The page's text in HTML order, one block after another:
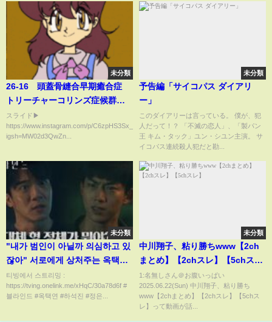
未分類
26-16 頭蓋骨縫合早期癒合症
トリーチャーコリンズ症候群
アペール症候群 ピエールロバ
ン症候群 ファンデルヘーベ症
候群 クルーゾン症候群
スライド▶︎
https://www.instagram.com/p/C6zpHS3Sx_0/?
igsh=MW02d3QwZn...
未分類
予告編「サイコパス ダイアリ
ー」
このダイアリーは言っている。 僕が、犯
人だって！？ 「不滅の恋人」、「製パン
王 キム・タック」ユン・シユン主演。 サ
イコパス連続殺人犯だと勘...
未分類
"내가 범인이 아닐까 의심하고 있
잖아" 서로에게 상처주는 옥택연
X하석진 형제 #블라인드 EP.11 |
tvN 221021 방송
티빙에서 스트리밍 :
https://tving.onelink.me/xHqC/30a78d6f #
블라인드 #옥택연 #하석진 #정은...
未分類
中川翔子、粘り勝ちwww【2ch
まとめ】【2chスレ】【5chス
レ】
1:名無しさん＠お腹いっぱい
2025.06.22(Sun) 中川翔子、粘り勝ち
www【2chまとめ】【2chスレ】【5chス
レ】って動画が話...